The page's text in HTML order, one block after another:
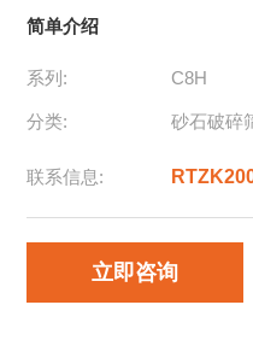
简单介绍
系列: C8H
分类: 砂石破碎
联系信息:
立即咨询